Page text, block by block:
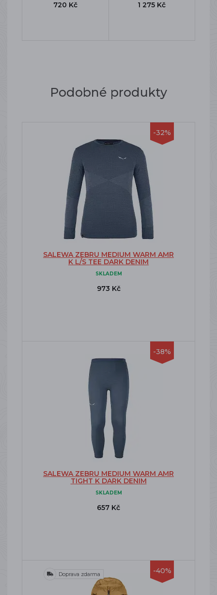
720 Kč 1 275 Kč
Podobné produkty
-32%
SALEWA ZEBRU MEDIUM WARM AMR
K L/S TEE DARK DENIM
SKLADEM
973 Kč
-38%
SALEWA ZEBRU MEDIUM WARM AMR
TIGHT K DARK DENIM
SKLADEM
657 Kč
-40%
Doprava zdarma